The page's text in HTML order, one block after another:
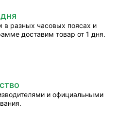
в разных часовых поясах и
доставим товар от 1 дня.
и официальными